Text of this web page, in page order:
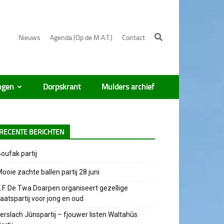
Nieuws Agenda (Op de M.A.T.) Contact
Dorpskrant Mulders archief
BERICHTEN
partij
zachte ballen partij 28 juni
De Twa Doarpen organiseert gezellige
voor jong en oud
Jûnspartij – fjouwer listen Waltahûs